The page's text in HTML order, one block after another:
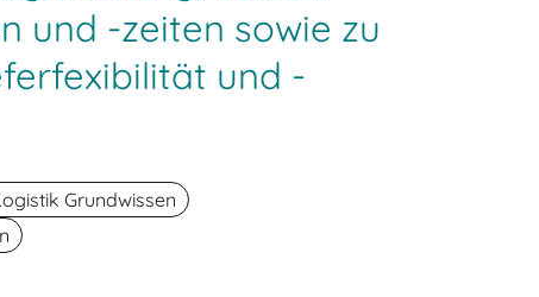
und -zeiten sowie zu
und -
Grundwissen